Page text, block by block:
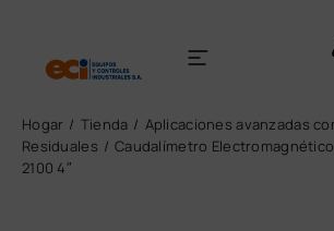
Hogar Tienda
Aplicaciones avanzadas
Residuales
Caudalímetro Electromagnético
2100 4″